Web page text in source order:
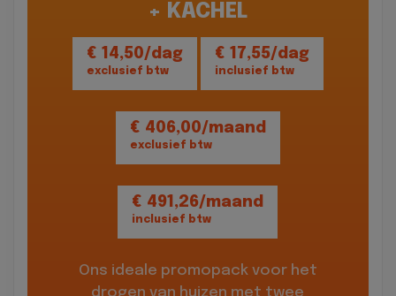
+ KACHEL
€ 14,50/dag
exclusief btw
€ 17,55/dag
inclusief btw
€ 406,00/maand
exclusief btw
€ 491,26/maand
inclusief btw
Ons ideale promopack voor het